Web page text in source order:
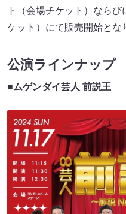
ト（会場チケット）なら
ケット）にて販売開始とな
公演ラインナップ
■ムゲンダイ芸人 前説王